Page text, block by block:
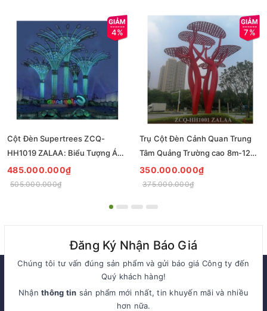
4%
Cột Đèn Supertrees ZCQ-
HH1019 ZALAA: Biểu Tượng Ánh
Sáng Cho Đại Đô Thị
485.000.000₫
505.000.000₫
7%
Trụ Cột Đèn Cảnh Quan Trung
Tâm Quảng Trường cao 8m-12m
ZCQ-HH1001 ZALAA Fortune
Tree Series
350.000.000₫
375.000.000₫
Đăng Ký Nhận Báo Giá
Chúng tôi tư vấn đúng sản phẩm và gửi báo giá Công ty đến
Quý khách hàng!
Nhậnthông tin sản phẩm mới nhất, tin khuyến mãi và nhiều
hơn nữa.